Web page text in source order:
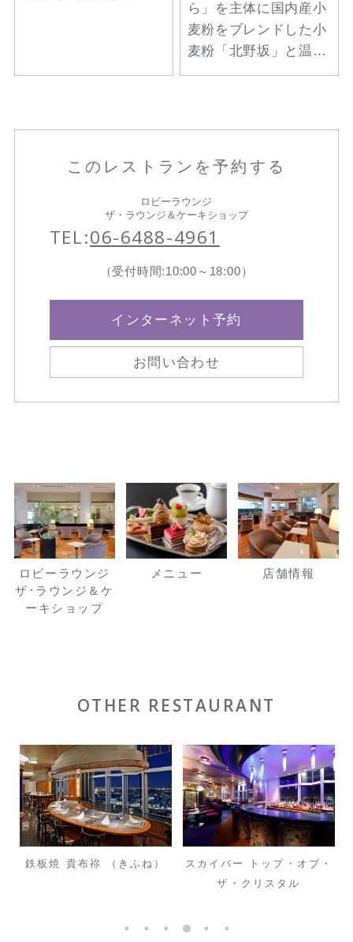
ら」を主体に国内産小
麦粉をブレンドした小
麦粉「北野坂」と温暖
で自然豊かな環境で育
です。
商品名「まいドー」に
は、「毎日でも食べて
ほしい地産地消・スロ
ーフードを目指したド
ーナツ」という思いが
このレストランを予約する
ロビーラウンジ
ザ・ラウンジ＆ケーキショップ
TEL:06-6488-4961
（受付時間:10:00～18:00）
インターネット予約
お問い合わせ
ロビーラウンジ
ザ･ラウンジ＆ケ
ーキショップ
メニュー 店舗情報
OTHER RESTAURANT
鉄板焼 貴布祢 （きふね）
スカイバー トップ・オブ・
ザ・クリスタル